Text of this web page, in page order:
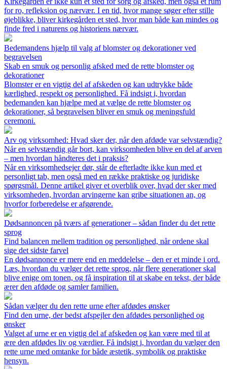
for ro, refleksion og nærvær. I en tid, hvor mange søger efter stille
øjeblikke, bliver kirkegården et sted, hvor man både kan mindes og
finde fred i naturens og historiens nærvær.
Bedemandens hjælp til valg af blomster og dekorationer ved
begravelsen
Skab en smuk og personlig afsked med de rette blomster og
dekorationer
Blomster er en vigtig del af afskeden og kan udtrykke både
kærlighed, respekt og personlighed. Få indsigt i, hvordan
bedemanden kan hjælpe med at vælge de rette blomster og
dekorationer, så begravelsen bliver en smuk og meningsfuld
ceremoni.
Arv og virksomhed: Hvad sker der, når den afdøde var selvstændig?
Når en selvstændig går bort, kan virksomheden blive en del af arven
– men hvordan håndteres det i praksis?
Når en virksomhedsejer dør, står de efterladte ikke kun med et
personligt tab, men også med en række praktiske og juridiske
spørgsmål. Denne artikel giver et overblik over, hvad der sker med
virksomheden, hvordan arvingerne kan gribe situationen an, og
hvorfor forberedelse er afgørende.
Dødsannoncen på tværs af generationer – sådan finder du det rette
sprog
Find balancen mellem tradition og personlighed, når ordene skal
sige det sidste farvel
En dødsannonce er mere end en meddelelse – den er et minde i ord.
Læs, hvordan du vælger det rette sprog, når flere generationer skal
blive enige om tonen, og få inspiration til at skabe en tekst, der både
ærer den afdøde og samler familien.
Sådan vælger du den rette urne efter afdødes ønsker
Find den urne, der bedst afspejler den afdødes personlighed og
ønsker
Valget af urne er en vigtig del af afskeden og kan være med til at
ære den afdødes liv og værdier. Få indsigt i, hvordan du vælger den
rette urne med omtanke for både æstetik, symbolik og praktiske
hensyn.